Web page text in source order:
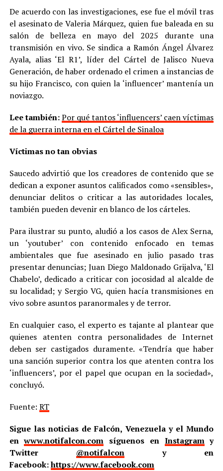
De acuerdo con las investigaciones, ese fue el móvil tras
el asesinato de Valeria Márquez, quien fue baleada en su
salón de belleza en mayo del 2025 durante una
transmisión en vivo. Se sindica a Ramón Ángel Álvarez
Ayala, alias ‘El R1’, líder del Cártel de Jalisco Nueva
Generación, de haber ordenado el crimen a instancias de
su hijo Francisco, con quien la ‘influencer’ mantenía un
noviazgo.
Lee también:Por qué tantos ‘influencers’ caen víctimas
de la guerra interna en el Cártel de Sinaloa
Víctimas no tan obvias
Saucedo advirtió que los creadores de contenido que se
dedican a exponer asuntos calificados como «sensibles»,
denunciar delitos o criticar a las autoridades locales,
también pueden devenir en blanco de los cárteles.
Para ilustrar su punto, aludió a los casos de Alex Serna,
un ‘youtuber’ con contenido enfocado en temas
ambientales que fue asesinado en julio pasado tras
presentar denuncias; Juan Diego Maldonado Grijalva, ‘El
Chabelo’, dedicado a criticar con jocosidad al alcalde de
su localidad; y Sergio VG, quien hacía transmisiones en
vivo sobre asuntos paranormales y de terror.
En cualquier caso, el experto es tajante al plantear que
quienes atenten contra personalidades de Internet
deben ser castigados duramente. «Tendría que haber
una sanción superior contra los que atenten contra los
‘influencers’, por el papel que ocupan en la sociedad»,
concluyó.
Fuente: RT
Sigue las noticias de Falcón, Venezuela y el Mundo
enwww.notifalcon.com síguenos en Instagramy
Twitter @notifalcony en
Facebook:https://www.facebook.com